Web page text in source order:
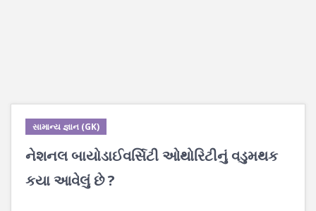
સામાન્ય જ્ઞાન (GK)
નેશનલ બાયોડાઈવર્સિટી ઓથોરિટીનું વડુમથક
કયા આવેલું છે ?